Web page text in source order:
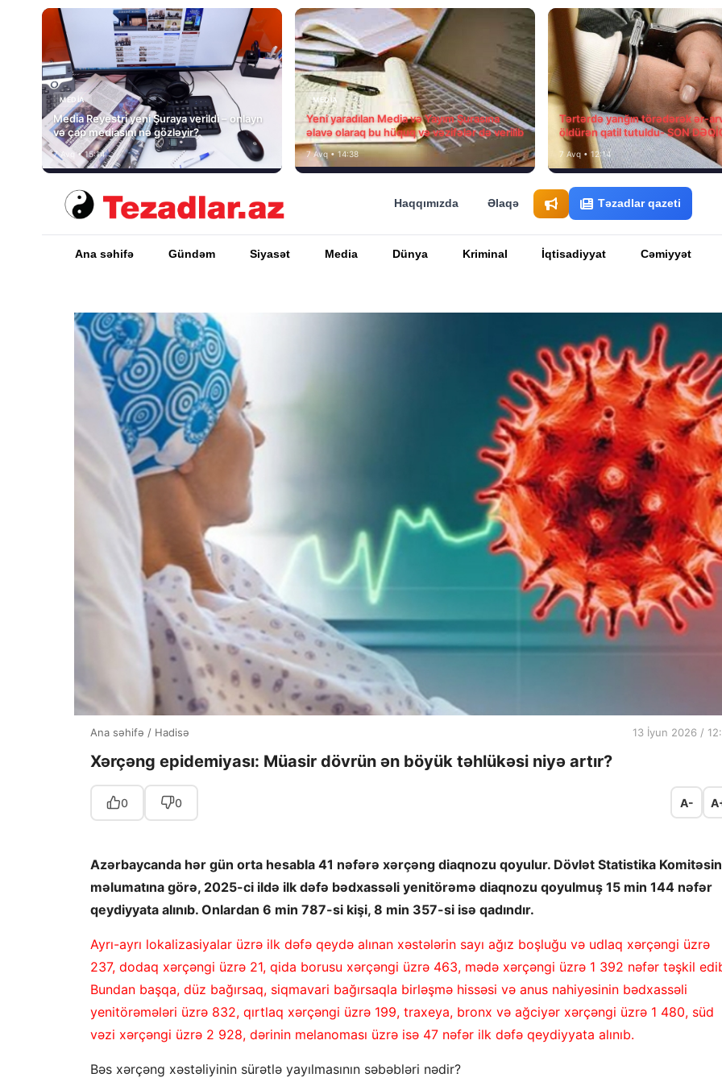
MEDİA
Media Reyestri yeni Şuraya verildi – onlayn
və çap mediasını nə gözləyir?
7 Avq • 15:14
MEDİA
Yeni yaradılan Media və Yayım Şurasına
əlavə olaraq bu hüquq və vəzifələr də verilib
7 Avq • 14:38
Tərtərdə yanğın törədərək ər-
öldürən qatil tutuldu- SON
7 Avq • 12:14
Haqqımızda Əlaqə Təzadlar qazeti
Ana səhifə Gündəm Siyasət Media Dünya Kriminal İqtisadiyyat Cəmiyyət
Ana səhifə / Hadisə 13 İyun 2026 /
Xərçəng epidemiyası: Müasir dövrün ən böyük təhlükəsi niyə artır?
0 0 A-
Azərbaycanda hər gün orta hesabla 41 nəfərə xərçəng diaqnozu qoyulur. Dövlət Statistika
məlumatına görə, 2025-ci ildə ilk dəfə bədxassəli yenitörəmə diaqnozu qoyulmuş 15 min 144 nəfər
qeydiyyata alınıb. Onlardan 6 min 787-si kişi, 8 min 357-si isə qadındır.
Ayrı-ayrı lokalizasiyalar üzrə ilk dəfə qeydə alınan xəstələrin sayı ağız boşluğu və udlaq xərçəngi üzrə
237, dodaq xərçəngi üzrə 21, qida borusu xərçəngi üzrə 463, mədə xərçəngi üzrə 1 392 nəfər təşkil
Bundan başqa, düz bağırsaq, siqmavari bağırsaqla birləşmə hissəsi və anus nahiyəsinin bədxassəli
yenitörəmələri üzrə 832, qırtlaq xərçəngi üzrə 199, traxeya, bronx və ağciyər xərçəngi üzrə 1 480, süd
vəzi xərçəngi üzrə 2 928, dərinin melanoması üzrə isə 47 nəfər ilk dəfə qeydiyyata alınıb.
Bəs xərçəng xəstəliyinin sürətlə yayılmasının səbəbləri nədir?